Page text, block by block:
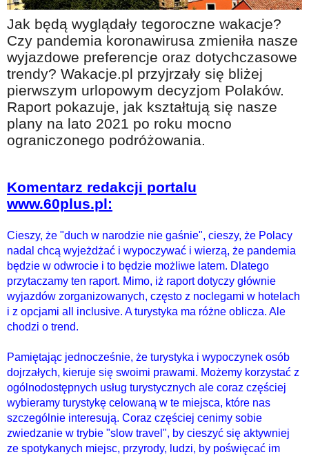
Na wesoło
Hobby i pasje
Żyj aktywnie
60plus - najcenniejsi klienci
Dobra opieka
Warto naśladować
Coś dla ducha
O finansach i społeczeństwie - edukacja nie tylko dla 60plus
Stop samotności
Z internetem za pan brat
Bezpiecznie i w zgodzie z prawem
Jak będą wyglądały tegoroczne wakacje?
Czy pandemia koronawirusa zmieniła nasze
wyjazdowe preferencje oraz dotychczasowe
trendy? Wakacje.pl przyjrzały się bliżej
pierwszym urlopowym decyzjom Polaków.
Raport pokazuje, jak kształtują się nasze
plany na lato 2021 po roku mocno
ograniczonego podróżowania.
Komentarz redakcji portalu
www.60plus.pl:
Cieszy, że "duch w narodzie nie gaśnie", cieszy, że Polacy
nadal chcą wyjeżdżać i wypoczywać i wierzą, że pandemia
będzie w odwrocie i to będzie możliwe latem. Dlatego
przytaczamy ten raport. Mimo, iż raport dotyczy głównie
wyjazdów zorganizowanych, często z noclegami w hotelach
i z opcjami all inclusive. A turystyka ma różne oblicza. Ale
chodzi o trend.
Pamiętając jednocześnie, że turystyka i wypoczynek osób
dojrzałych, kieruje się swoimi prawami. Możemy korzystać z
ogólnodostępnych usług turystycznych ale coraz częściej
wybieramy turystykę celowaną w te miejsca, które nas
szczególnie interesują. Coraz częściej cenimy sobie
zwiedzanie w trybie "slow travel", by cieszyć się aktywniej
ze spotykanych miejsc, przyrody, ludzi, by poświęcać im